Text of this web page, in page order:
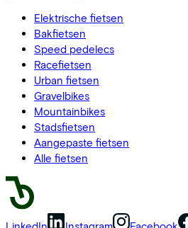
Elektrische fietsen
Bakfietsen
Speed pedelecs
Racefietsen
Urban fietsen
Gravelbikes
Mountainbikes
Stadsfietsen
Aangepaste fietsen
Alle fietsen